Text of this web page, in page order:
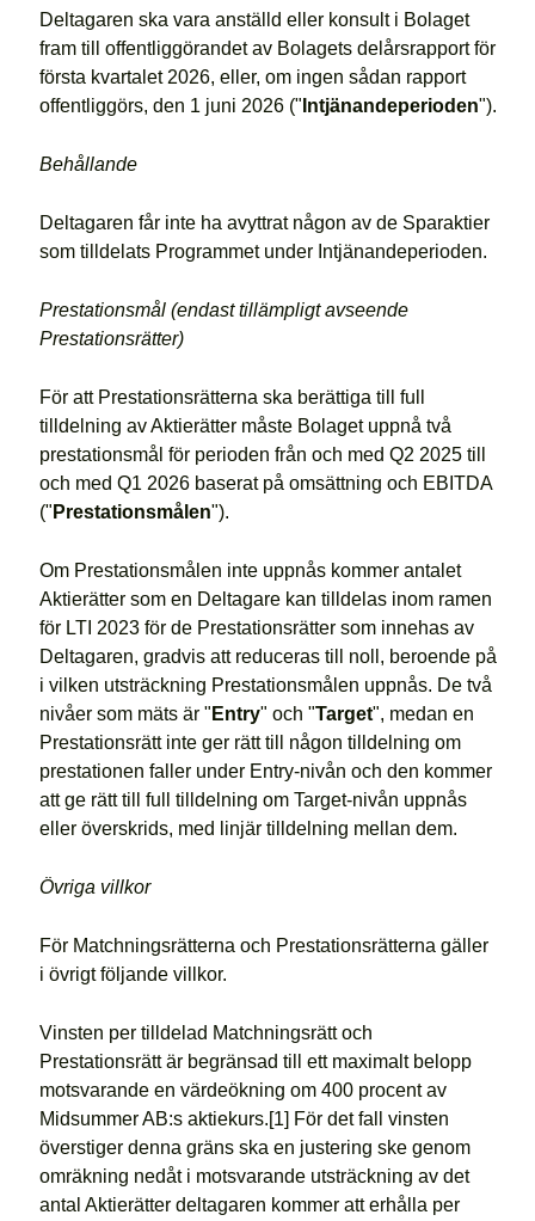
Deltagaren ska vara anställd eller konsult i Bolaget
fram till offentliggörandet av Bolagets delårsrapport för
första kvartalet 2026, eller, om ingen sådan rapport
offentliggörs, den 1 juni 2026 (" Intjänandeperioden").
Behållande
Deltagaren får inte ha avyttrat någon av de Sparaktier
som tilldelats Programmet under Intjänandeperioden.
Prestationsmål (endast tillämpligt avseende
Prestationsrätter)
För att Prestationsrätterna ska berättiga till full
tilldelning av Aktierätter måste Bolaget uppnå två
prestationsmål för perioden från och med Q2 2025 till
och med Q1 2026 baserat på omsättning och EBITDA
(" Prestationsmålen").
Om Prestationsmålen inte uppnås kommer antalet
Aktierätter som en Deltagare kan tilldelas inom ramen
för LTI 2023 för de Prestationsrätter som innehas av
Deltagaren, gradvis att reduceras till noll, beroende på
i vilken utsträckning Prestationsmålen uppnås. De två
nivåer som mäts är " Entry" och "Target", medan en
Prestationsrätt inte ger rätt till någon tilldelning om
prestationen faller under Entry-nivån och den kommer
att ge rätt till full tilldelning om Target-nivån uppnås
eller överskrids, med linjär tilldelning mellan dem.
Övriga villkor
För Matchningsrätterna och Prestationsrätterna gäller
i övrigt följande villkor.
Vinsten per tilldelad Matchningsrätt och
Prestationsrätt är begränsad till ett maximalt belopp
motsvarande en värdeökning om 400 procent av
Midsummer AB:s aktiekurs.[1] För det fall vinsten
överstiger denna gräns ska en justering ske genom
omräkning nedåt i motsvarande utsträckning av det
antal Aktierätter deltagaren kommer att erhålla per